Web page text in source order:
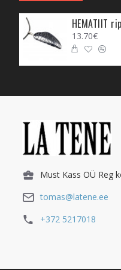
13.70€
Must Kass OÜ Reg
tomas@latene.ee
+372 5217018